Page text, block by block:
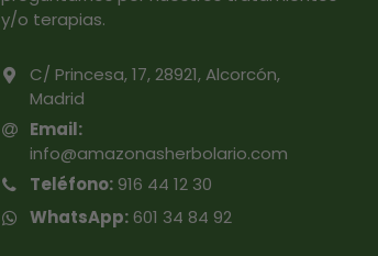
y/o terapias.
C/ Princesa, 17, 28921, Alcorcón,
Madrid
Email:
info@amazonasherbolario.com
Teléfono: 916 44 12 30
WhatsApp: 601 34 84 92